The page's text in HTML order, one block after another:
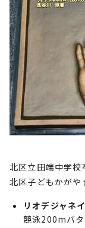
北区立田端中学校
北区子どもかがや
リオデジャネ
競泳200mバタ